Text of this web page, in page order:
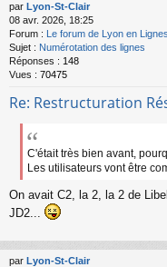
par Lyon-St-Clair
08 avr. 2026, 18:25
Forum : Le forum de Lyon en Lignes
Sujet : Numérotation des lignes
Réponses : 148
Vues : 70475
Re: Restructuration
C'était très bien avant,
Les utilisateurs vont être
On avait C2, la 2, la 2 de
JD2...
par Lyon-St-Clair